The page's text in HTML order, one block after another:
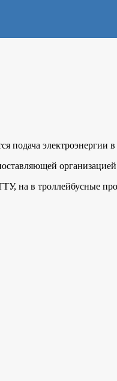
подача электроэнергии
на в троллейбусные